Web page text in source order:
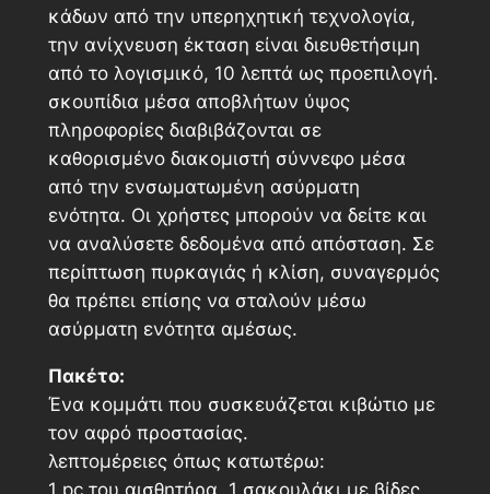
κάδων από την υπερηχητική τεχνολογία,
την ανίχνευση έκταση είναι διευθετήσιμη
από το λογισμικό, 10 λεπτά ως προεπιλογή.
σκουπίδια μέσα αποβλήτων ύψος
πληροφορίες διαβιβάζονται σε
καθορισμένο διακομιστή σύννεφο μέσα
από την ενσωματωμένη ασύρματη
ενότητα. Οι χρήστες μπορούν να δείτε και
να αναλύσετε δεδομένα από απόσταση. Σε
περίπτωση πυρκαγιάς ή κλίση, συναγερμός
θα πρέπει επίσης να σταλούν μέσω
ασύρματη ενότητα αμέσως.
Πακέτο:
Ένα κομμάτι που συσκευάζεται κιβώτιο με
τον αφρό προστασίας.
λεπτομέρειες όπως κατωτέρω:
1 pc του αισθητήρα, 1 σακουλάκι με βίδες